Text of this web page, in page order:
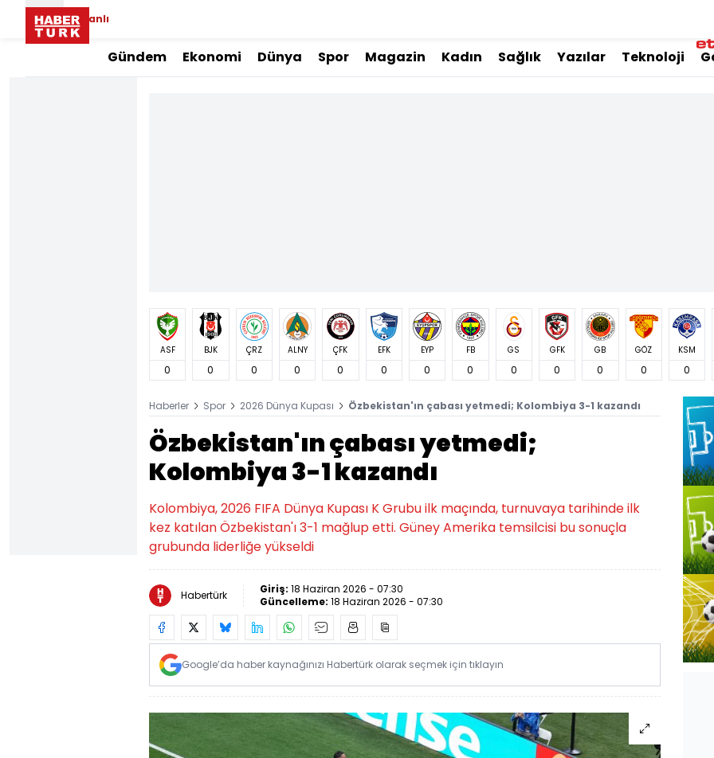
Canlı
Gündem Ekonomi Dünya Spor Magazin Kadın Sağlık Yazılar Teknoloji
ASF
0
BJK
0
ÇRZ
0
ALNY
0
ÇFK
0
EFK
0
EYP
0
FB
0
GS
0
GFK
0
GB
0
GÖZ
0
KSM
0
Haberler Spor 2026 Dünya Kupası Özbekistan'ın çabası yetmedi; Kolombiya 3-1 kazandı
Özbekistan'ın çabası yetmedi;
Kolombiya 3-1 kazandı
Kolombiya, 2026 FIFA Dünya Kupası K Grubu ilk maçında, turnuvaya tarihinde ilk
kez katılan Özbekistan'ı 3-1 mağlup etti. Güney Amerika temsilcisi bu sonuçla
grubunda liderliğe yükseldi
Habertürk Giriş: 18 Haziran 2026 - 07:30
Güncelleme: 18 Haziran 2026 - 07:30
Google’da haber kaynağınızı Habertürk olarak seçmek için tıklayın